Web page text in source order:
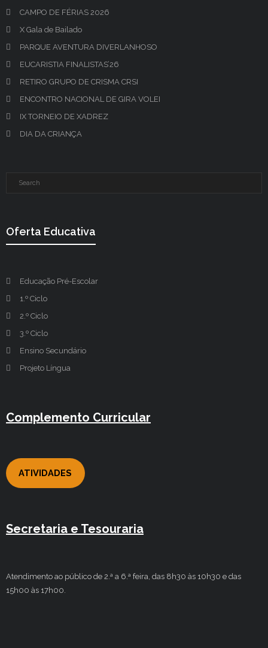
CAMPO DE FÉRIAS 2026
X Gala de Bailado
PARQUE AVENTURA DIVERLANHOSO
EUCARISTIA FINALISTAS’26
RETIRO GRUPO DE CRISMA CRSI
ENCONTRO NACIONAL DE GIRA VOLEI
IX TORNEIO DE XADREZ
DIA DA CRIANÇA
Oferta Educativa
Educação Pré-Escolar
1.º Ciclo
2.º Ciclo
3.º Ciclo
Ensino Secundário
Projeto Língua
Complemento Curricular
ATIVIDADES
Secretaria e Tesouraria
Atendimento ao público de 2.ª a 6.ª feira, das 8h30 às 10h30 e das
15h00 às 17h00.